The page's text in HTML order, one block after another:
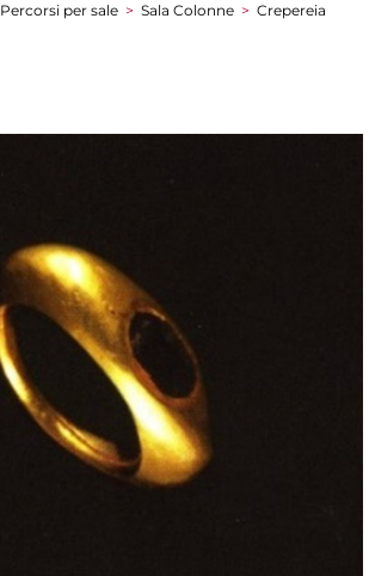
Percorsi per sale > Sala Colonne > Crepereia